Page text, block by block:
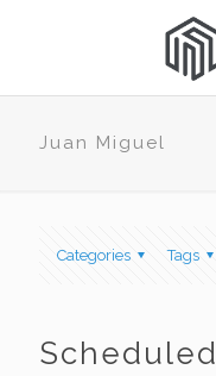
Juan Miguel
Categories Tags
Scheduled